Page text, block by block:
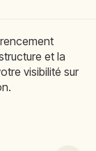
et la
visibilité sur